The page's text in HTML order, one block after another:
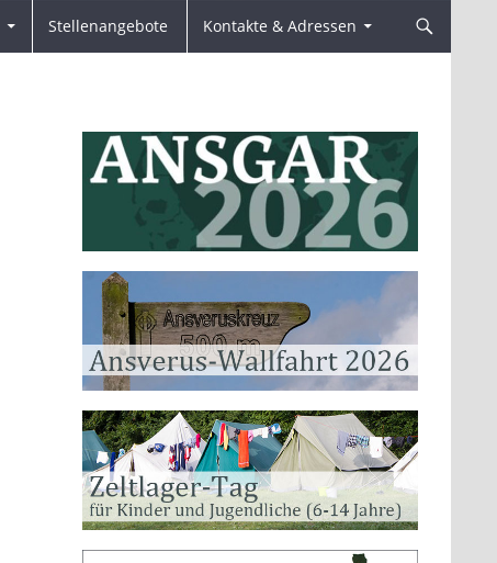
Stellenangebote Kontakte & Adressen